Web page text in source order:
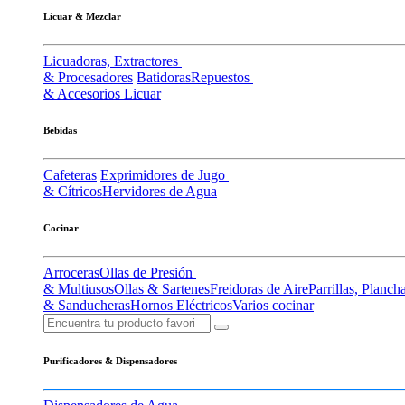
Licuar & Mezclar
Licuadoras, Extractores
& Procesadores BatidorasRepuestos
& Accesorios Licuar
Bebidas
Cafeteras Exprimidores de Jugo
& CítricosHervidores de Agua
Cocinar
ArrocerasOllas de Presión
& MultiusosOllas & SartenesFreidoras de AireParrillas,
& SanducherasHornos EléctricosVarios cocinar
Purificadores & Dispensadores